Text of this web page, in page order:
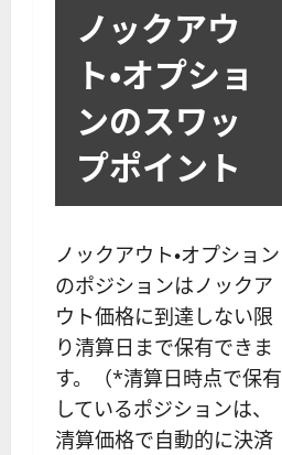
ノックアウ
ト・オプショ
ンのスワッ
プポイント
ノックアウト・オプション
のポジションはノックア
ウト価格に到達しない限
り清算日まで保有できま
す。（*清算日時点で保有
しているポジションは、
清算価格で自動的に決済